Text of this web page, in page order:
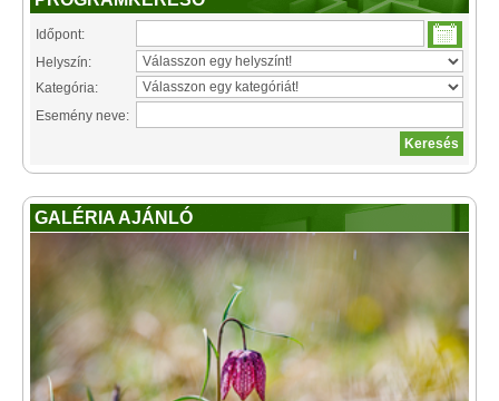
Időpont:
Helyszín:
Kategória:
Esemény neve:
GALÉRIA AJÁNLÓ